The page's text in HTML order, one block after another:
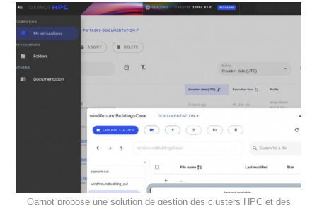
Qarnot propose une solution de gestion des clusters HPC et des